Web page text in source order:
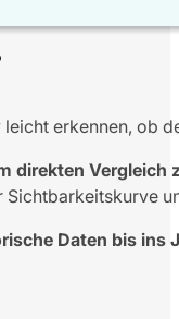
erkennen, ob
direkten
Daten bis ins